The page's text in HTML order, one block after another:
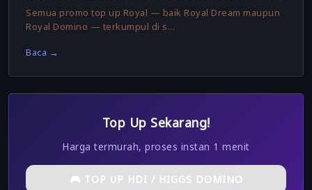
Semua promo top up Royal — baik Royal Dream maupun
Royal Domino — terkumpul di s...
Baca →
Top Up Sekarang!
Harga termurah, proses instan 1 menit
🎮 TOP UP HDI / HIGGS DOMINO